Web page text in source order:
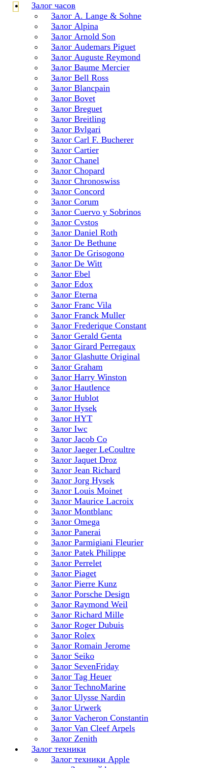
Залог часов
Залог A. Lange & Sohne
Залог Alpina
Залог Arnold Son
Залог Audemars Piguet
Залог Auguste Reymond
Залог Baume Mercier
Залог Bell Ross
Залог Blancpain
Залог Bovet
Залог Breguet
Залог Breitling
Залог Bvlgari
Залог Carl F. Bucherer
Залог Cartier
Залог Chanel
Залог Chopard
Залог Chronoswiss
Залог Concord
Залог Corum
Залог Cuervo y Sobrinos
Залог Cvstos
Залог Daniel Roth
Залог De Bethune
Залог De Grisogono
Залог De Witt
Залог Ebel
Залог Edox
Залог Eterna
Залог Franc Vila
Залог Franck Muller
Залог Frederique Constant
Залог Gerald Genta
Залог Girard Perregaux
Залог Glashutte Original
Залог Graham
Залог Harry Winston
Залог Hautlence
Залог Hublot
Залог Hysek
Залог HYT
Залог Iwc
Залог Jacob Co
Залог Jaeger LeCoultre
Залог Jaquet Droz
Залог Jean Richard
Залог Jorg Hysek
Залог Louis Moinet
Залог Maurice Lacroix
Залог Montblanc
Залог Omega
Залог Panerai
Залог Parmigiani Fleurier
Залог Patek Philippe
Залог Perrelet
Залог Piaget
Залог Pierre Kunz
Залог Porsche Design
Залог Raymond Weil
Залог Richard Mille
Залог Roger Dubuis
Залог Rolex
Залог Romain Jerome
Залог Seiko
Залог SevenFriday
Залог Tag Heuer
Залог TechnoMarine
Залог Ulysse Nardin
Залог Urwerk
Залог Vacheron Constantin
Залог Van Cleef Arpels
Залог Zenith
Залог техники
Залог техники Apple